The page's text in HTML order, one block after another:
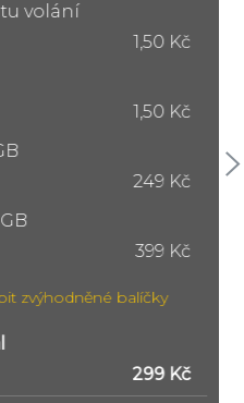
1,50 Kč
1,50 Kč
249 Kč
399 Kč
balíčky
299 Kč